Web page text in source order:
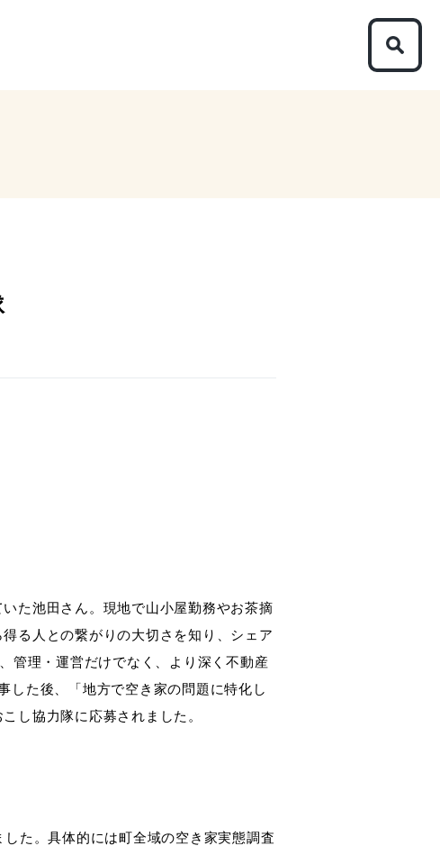
た池田さん。現地で山小屋勤務やお茶摘
る人との繋がりの大切さを知り、シェア
管理・運営だけでなく、より深く不動産
した後、「地方で空き家の問題に特化し
し協力隊に応募されました。
た。具体的には町全域の空き家実態調査